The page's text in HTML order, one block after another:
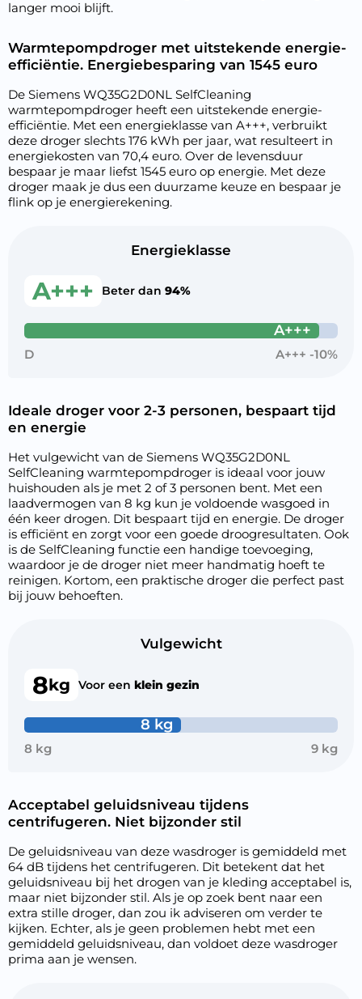
langer mooi blijft.
Warmtepompdroger met uitstekende energie-
efficiëntie. Energiebesparing van 1545 euro
De Siemens WQ35G2D0NL SelfCleaning
warmtepompdroger heeft een uitstekende energie-
efficiëntie. Met een energieklasse van A+++, verbruikt
deze droger slechts 176 kWh per jaar, wat resulteert in
energiekosten van 70,4 euro. Over de levensduur
bespaar je maar liefst 1545 euro op energie. Met deze
droger maak je dus een duurzame keuze en bespaar je
flink op je energierekening.
Energieklasse
A+++ Beter dan 94%
A+++
D A+++ -10%
Ideale droger voor 2-3 personen, bespaart tijd
en energie
Het vulgewicht van de Siemens WQ35G2D0NL
SelfCleaning warmtepompdroger is ideaal voor jouw
huishouden als je met 2 of 3 personen bent. Met een
laadvermogen van 8 kg kun je voldoende wasgoed in
één keer drogen. Dit bespaart tijd en energie. De droger
is efficiënt en zorgt voor een goede droogresultaten. Ook
is de SelfCleaning functie een handige toevoeging,
waardoor je de droger niet meer handmatig hoeft te
reinigen. Kortom, een praktische droger die perfect past
bij jouw behoeften.
Vulgewicht
8kg Voor een klein gezin
8 kg
8 kg 9 kg
Acceptabel geluidsniveau tijdens
centrifugeren. Niet bijzonder stil
De geluidsniveau van deze wasdroger is gemiddeld met
64 dB tijdens het centrifugeren. Dit betekent dat het
geluidsniveau bij het drogen van je kleding acceptabel is,
maar niet bijzonder stil. Als je op zoek bent naar een
extra stille droger, dan zou ik adviseren om verder te
kijken. Echter, als je geen problemen hebt met een
gemiddeld geluidsniveau, dan voldoet deze wasdroger
prima aan je wensen.